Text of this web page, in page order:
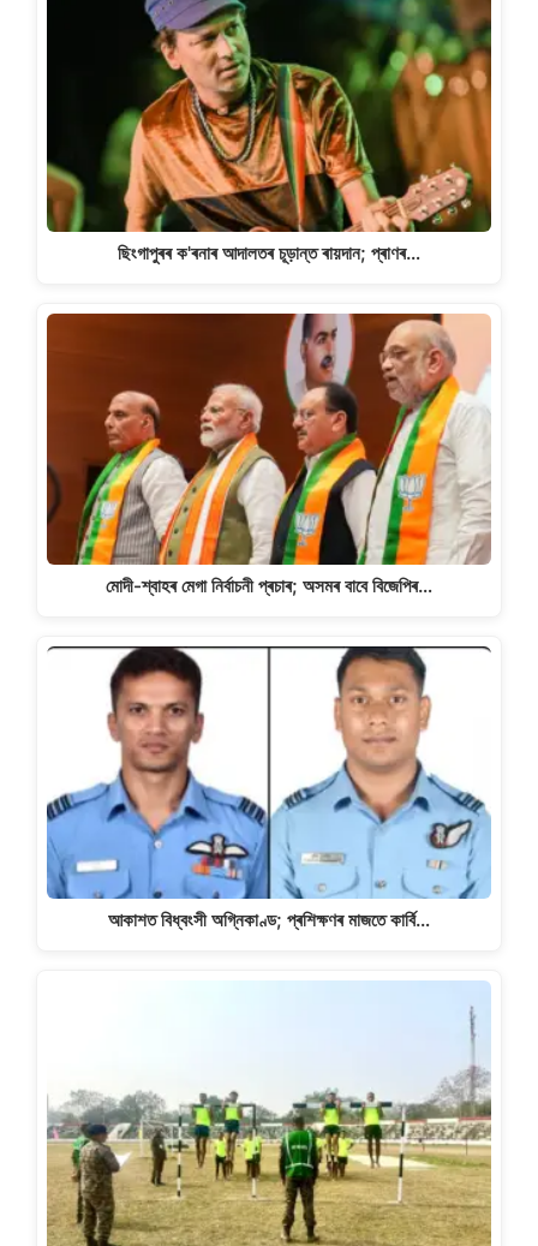
ছিংগাপুৰৰ ক'ৰনাৰ আদালতৰ চূড়ান্ত ৰায়দান; প্ৰাণৰ…
মোদী-শ্বাহৰ মেগা নিৰ্বাচনী প্ৰচাৰ; অসমৰ বাবে বিজেপিৰ…
আকাশত বিধ্বংসী অগ্নিকাণ্ড; প্ৰশিক্ষণৰ মাজতে কাৰ্বি…